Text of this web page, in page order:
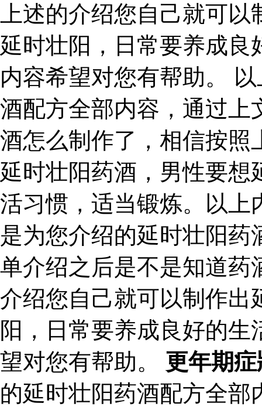
上述的介绍您自己就可
延时壮阳，日常要养成良
内容希望对您有帮助。
酒配方全部内容，通过上
酒怎么制作了，相信按照
延时壮阳药酒，男性要想
活习惯，适当锻炼。以上
是为您介绍的延时壮阳
单介绍之后是不是知道药
介绍您自己就可以制作出
阳，日常要养成良好的
望对您有帮助。 更年期
的延时壮阳药酒配方全